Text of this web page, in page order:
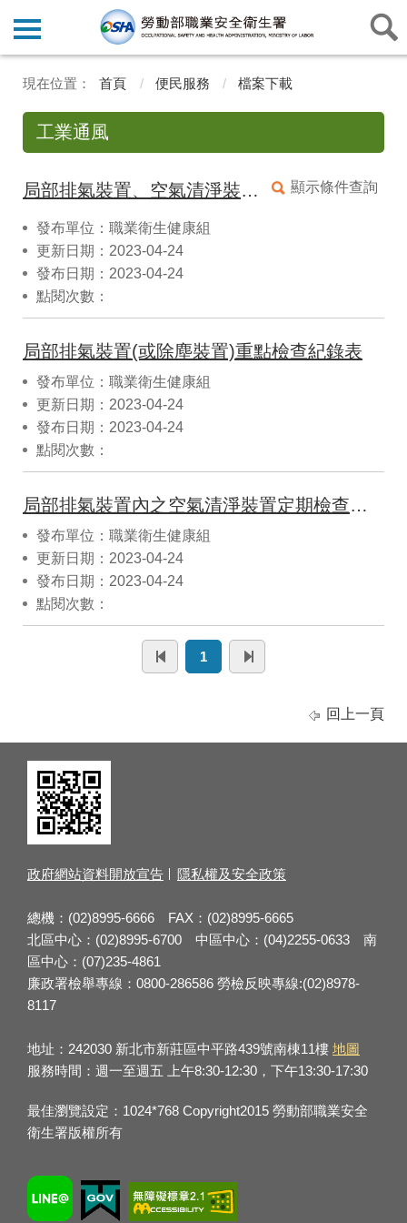
首頁 便民服務 檔案下載
工業通風
顯示條件查詢
局部排氣裝置、空氣清淨裝置、吹吸型換氣裝置定期檢查紀錄表
發布單位：職業衛生健康組
更新日期：2023-04-24
發布日期：2023-04-24
點閱次數：
局部排氣裝置(或除塵裝置)重點檢查紀錄表
發布單位：職業衛生健康組
更新日期：2023-04-24
發布日期：2023-04-24
點閱次數：
局部排氣裝置內之空氣清淨裝置定期檢查紀錄表
發布單位：職業衛生健康組
更新日期：2023-04-24
發布日期：2023-04-24
點閱次數：
1
回上一頁
政府網站資料開放宣告 隱私權及安全政策
總機：(02)8995-6666 FAX：(02)8995-6665
北區中心：(02)8995-6700 中區中心：(04)2255-0633 南
區中心：(07)235-4861
廉政署檢舉專線：0800-286586 勞檢反映專線:(02)8978-
8117
地址：242030 新北市新莊區中平路439號南棟11樓 地圖
服務時間：週一至週五 上午8:30-12:30，下午13:30-17:30
最佳瀏覽設定：1024*768 Copyright2015 勞動部職業安全
衛生署版權所有